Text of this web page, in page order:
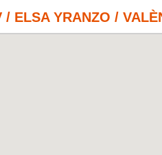
/ ELSA YRANZO /